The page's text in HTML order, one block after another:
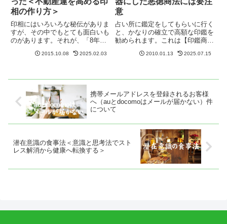
相の作り方＞
印相にはいろいろな秘伝がありま
すが、その中でもとても面白いも
のがあります。それが、「8年以
家が建つ印相の極意最初にこの秘
が、実際に自分もすぐに家を建
2015.10.08 2025.02.03
意
占い所に鑑定をしてもらいに行く
と、かなりの確立で高額な印鑑を
勧められます。これは【印鑑商
げられていますが、占い鑑定で悪
わないと結婚できない」などと恐
2010.01.13 2025.07.15
携帯メールアドレスを登録されるお客様
へ（auとdocomoはメールが届かない）件
について
潜在意識の食事法＜意識と思考法でスト
レス解消から健康へ転換する＞